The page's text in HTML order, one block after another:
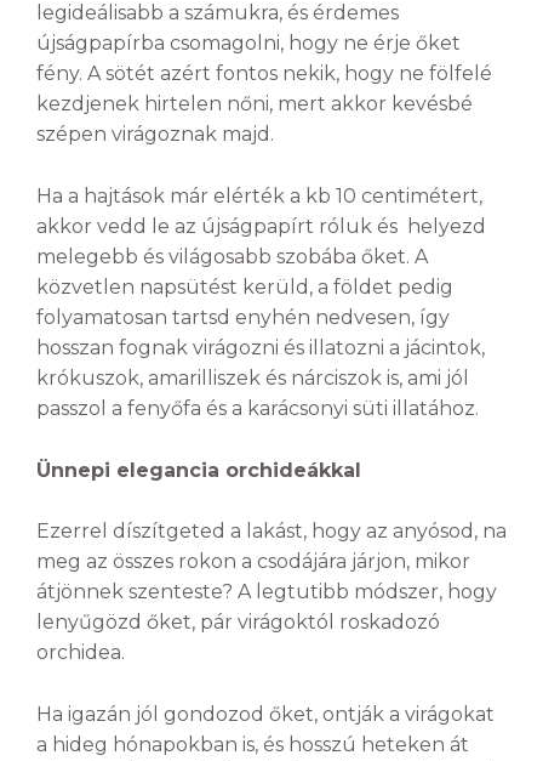
legideálisabb a számukra, és érdemes
újságpapírba csomagolni, hogy ne érje őket
fény. A sötét azért fontos nekik, hogy ne fölfelé
kezdjenek hirtelen nőni, mert akkor kevésbé
szépen virágoznak majd.
Ha a hajtások már elérték a kb 10 centimétert,
akkor vedd le az újságpapírt róluk és helyezd
melegebb és világosabb szobába őket. A
közvetlen napsütést kerüld, a földet pedig
folyamatosan tartsd enyhén nedvesen, így
hosszan fognak virágozni és illatozni a jácintok,
krókuszok, amarilliszek és nárciszok is, ami jól
passzol a fenyőfa és a karácsonyi süti illatához.
Ünnepi elegancia orchideákkal
Ezerrel díszítgeted a lakást, hogy az anyósod, na
meg az összes rokon a csodájára járjon, mikor
átjönnek szenteste? A legtutibb módszer, hogy
lenyűgözd őket, pár virágoktól roskadozó
orchidea.
Ha igazán jól gondozod őket, ontják a virágokat
a hideg hónapokban is, és hosszú heteken át